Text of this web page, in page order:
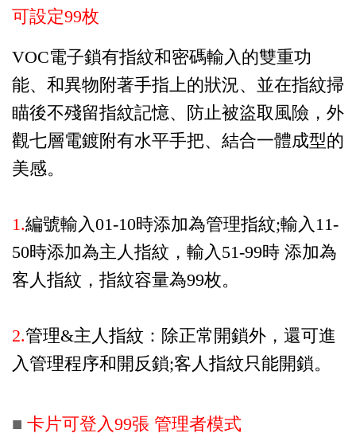
可設定99枚
VOC電子鎖有指紋和密碼輸入的雙重功
能、和異物附著手指上的狀況、並在指紋掃
瞄後不殘留指紋記憶、防止被盜取風險，外
觀七層電鍍附有水平手把、結合一體成型的
美感。
1.編號輸入01-10時添加為管理指紋;輸入11-
50時添加為主人指紋，輸入51-99時 添加為
客人指紋，指紋容量為99枚。
2.管理&主人指紋：除正常開鎖外，還可進
入管理程序和開反鎖;客人指紋只能開鎖。
■ 卡片可登入99張 管理者模式